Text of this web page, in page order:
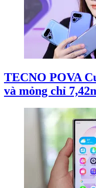
TECNO POVA
và mỏng chỉ